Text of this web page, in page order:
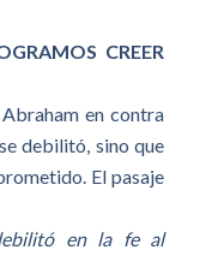
CREER
en contra
debilitó, sino que
El pasaje
en la fe al